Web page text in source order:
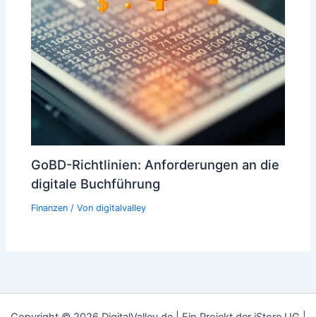
GoBD-Richtlinien: Anforderungen an die
digitale Buchführung
Finanzen / Vondigitalvalley